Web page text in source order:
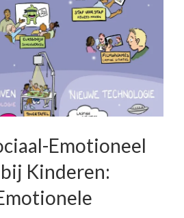
Emotioneel
Kinderen: